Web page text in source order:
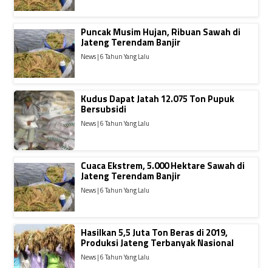
Puncak Musim Hujan, Ribuan Sawah di
Jateng Terendam Banjir
News | 6 Tahun Yang Lalu
Kudus Dapat Jatah 12.075 Ton Pupuk
Bersubsidi
News | 6 Tahun Yang Lalu
Cuaca Ekstrem, 5.000 Hektare Sawah di
Jateng Terendam Banjir
News | 6 Tahun Yang Lalu
Hasilkan 5,5 Juta Ton Beras di 2019,
Produksi Jateng Terbanyak Nasional
News | 6 Tahun Yang Lalu